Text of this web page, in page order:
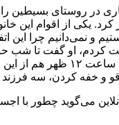
کردم، او گفت تا شب
خانم به شوهرش
کردن، سه فرزند
می‌گوید چطور